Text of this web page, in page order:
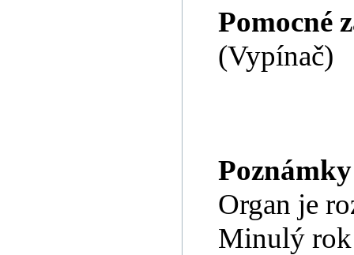
Pomocné
(Vypínač)
Organ je
Minulý rok